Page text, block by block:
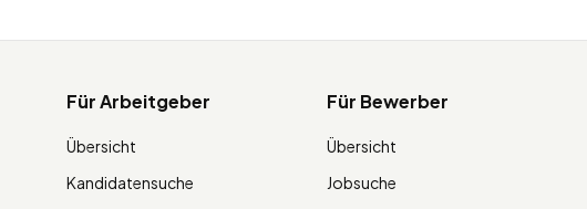
Für Arbeitgeber
Übersicht
Kandidatensuche
Für Bewerber
Übersicht
Jobsuche